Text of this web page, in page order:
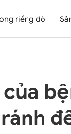
riềng đỏ